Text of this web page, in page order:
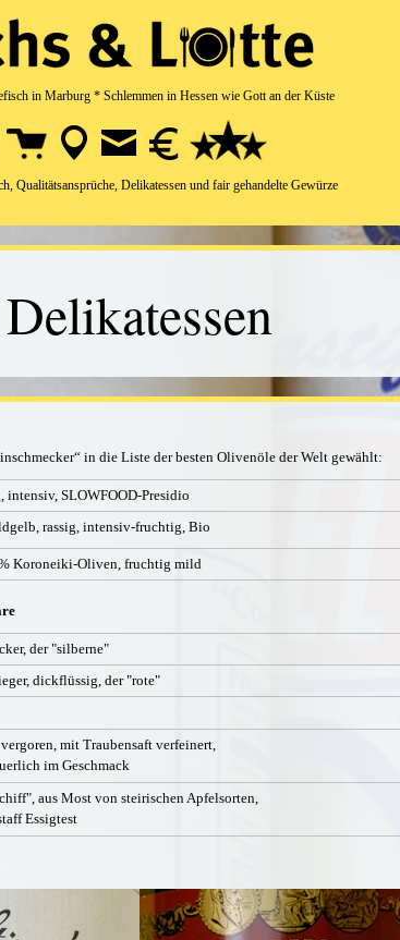
in Marburg * Schlemmen in Hessen wie Gott an der Küste
Qualitätsansprüche, Delikatessen und fair gehandelte Gewürze
Delikatessen
in die Liste der besten Olivenöle der Welt gewählt:
SLOWFOOD-Presidio
rassig, intensiv-fruchtig, Bio
Koroneiki-Oliven, fruchtig mild
der "silberne"
dickflüssig, der "rote"
mit Traubensaft verfeinert,
im Geschmack
aus Most von steirischen Apfelsorten,
Essigtest